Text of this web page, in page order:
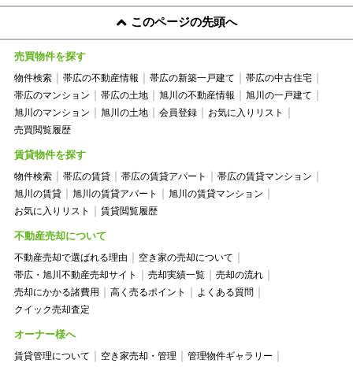
このページの先頭へ
売買物件を探す
物件検索 帯広の不動産情報 帯広の新築一戸建て
帯広の中古住宅
帯広のマンション
帯広の土地 旭川の不動産情報
旭川の一戸建て
旭川のマンション
旭川の土地 会員登録
お気に入りリスト
売買閲覧履歴
賃貸物件を探す
物件検索 帯広の賃貸 帯広の賃貸アパート
帯広の賃貸マンション
旭川の賃貸
旭川の賃貸アパート
旭川の賃貸マンション
お気に入りリスト
賃貸閲覧履歴
不動産売却について
不動産売却で選ばれる理由
空き家の売却について
帯広・旭川不動産売却サイト
売却実績一覧
売却の流れ
売却にかかる諸費用
高く売るポイント
よくある質問
クイック売却査定
オーナー様へ
賃貸管理について 空き家売却・管理
管理物件ギャラリー